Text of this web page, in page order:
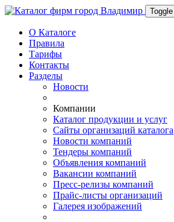
О Каталоге
Правила
Тарифы
Контакты
Разделы
Новости
Компании
Каталог продукции и услуг
Сайты организаций каталога
Новости компаний
Тендеры компаний
Объявления компаний
Вакансии компаний
Пресс-релизы компаний
Прайс-листы организаций
Галерея изображений